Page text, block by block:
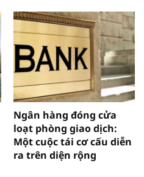
Ngân hàng đóng cửa
loạt phòng giao dịch:
Một cuộc tái cơ cấu diễn
ra trên diện rộng